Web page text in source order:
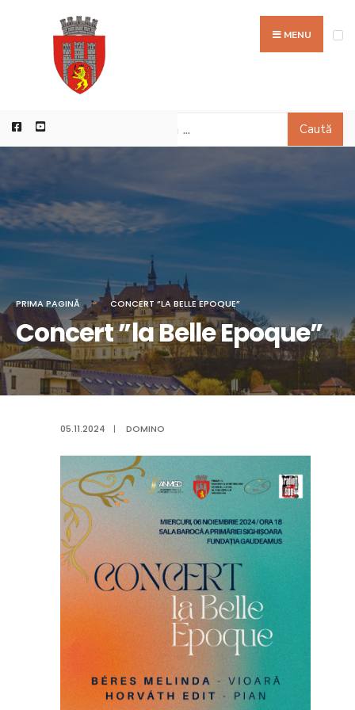
MENU
Caută
PRIMA PAGINĂ CONCERT ”LA BELLE EPOQUE”
Concert ”la Belle Epoque”
05.11.2024 | DOMINO